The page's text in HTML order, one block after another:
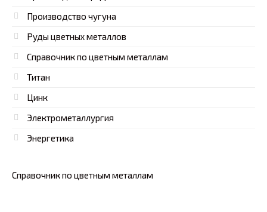
Производство чугуна
Руды цветных металлов
Справочник по цветным металлам
Титан
Цинк
Электрометаллургия
Энергетика
Справочник по цветным металлам